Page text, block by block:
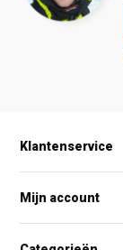
Klantenservice
Mijn account